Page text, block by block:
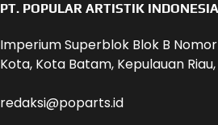
PT. POPULAR ARTISTIK INDONESIA
Imperium Superblok Blok B
Kota, Kota Batam, Kepulauan
redaksi@poparts.id